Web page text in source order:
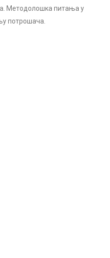
Методолошка питања у
потрошача.